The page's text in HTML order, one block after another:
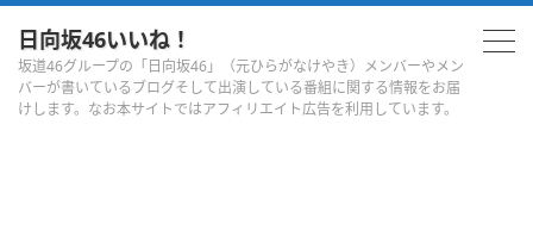
日向坂46いいね！
坂道46グループの「日向坂46」（元ひらがなけやき）メンバーやメン
バーが書いているブログそして出演している番組に関する情報をお届
けします。なお本サイトではアフィリエイト広告を利用しています。